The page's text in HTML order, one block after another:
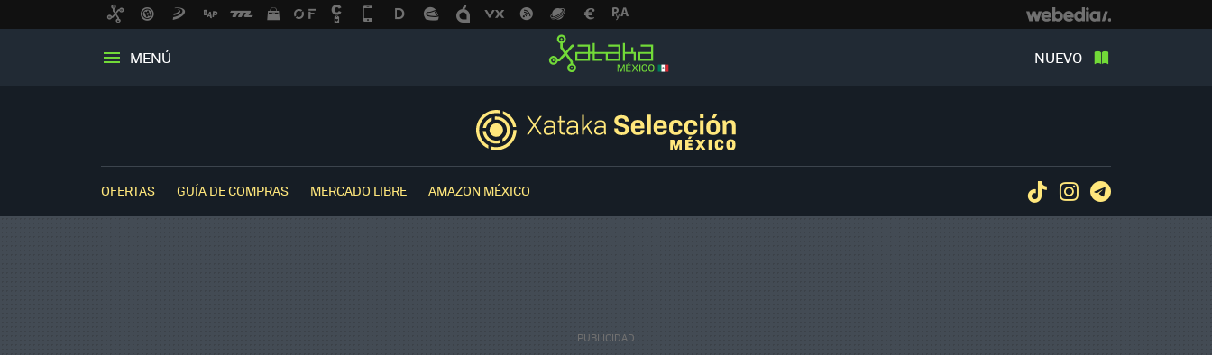
MENÚ NUEVO
OFERTAS GUÍA DE COMPRAS MERCADO LIBRE AMAZON MÉXICO TiktokInstagram